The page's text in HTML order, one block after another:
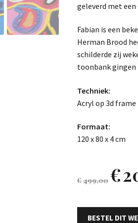
geleverd met
Fabian is een
Herman Brood
schilderde zij
toonbank gingen
Techniek:
Acryl op 3d frame
Formaat:
120 x 80 x 4 cm
€499,00 €
BESTEL DIT